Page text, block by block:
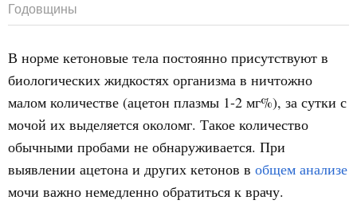
Годовщины
В норме кетоновые тела постоянно присутствуют в
биологических жидкостях организма в ничтожно
малом количестве (ацетон плазмы 1-2 мг%), за сутки с
мочой их выделяется околомг. Такое количество
обычными пробами не обнаруживается. При
выявлении ацетона и других кетонов в общем анализе
мочи важно немедленно обратиться к врачу.